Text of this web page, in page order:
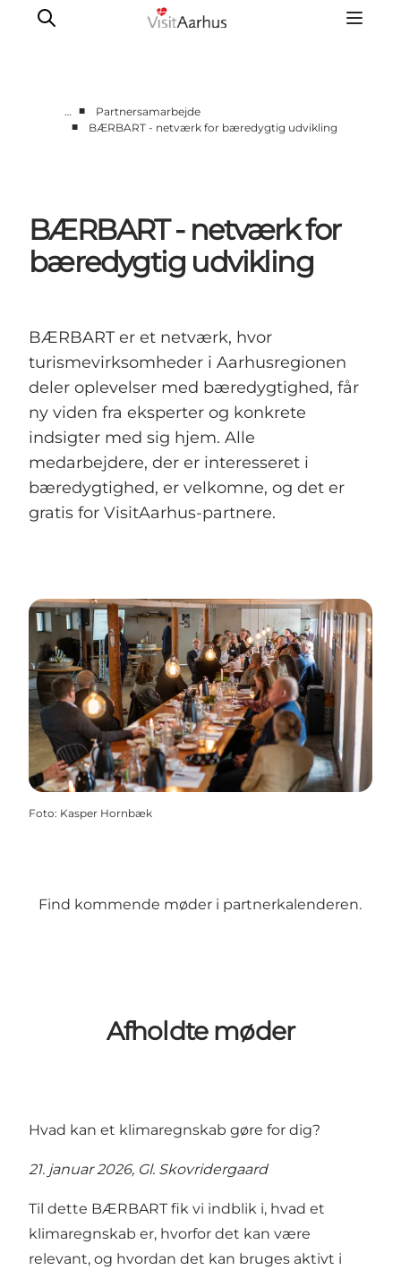
Partnersamarbejde
Frivillig ReThinker
Presse
… ■
Partnersamarbejde
■
BÆRBART - netværk for bæredygtig udvikling
BÆRBART - netværk for
bæredygtig udvikling
BÆRBART er et netværk, hvor
turismevirksomheder i Aarhusregionen
deler oplevelser med bæredygtighed, får
ny viden fra eksperter og konkrete
indsigter med sig hjem. Alle
medarbejdere, der er interesseret i
bæredygtighed, er velkomne, og det er
gratis for VisitAarhus-partnere.
Foto: Kasper Hornbæk
Find kommende møder i partnerkalenderen.
Afholdte møder
Hvad kan et klimaregnskab gøre for dig?
21. januar 2026, Gl. Skovridergaard
Til dette BÆRBART fik vi indblik i, hvad et
klimaregnskab er, hvorfor det kan være
relevant, og hvordan det kan bruges aktivt i